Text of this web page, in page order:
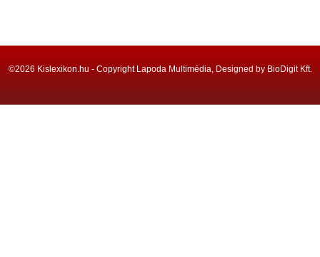
©2026 Kislexikon.hu - Copyright Lapoda Multimédia, Designed by BioDigit Kft.